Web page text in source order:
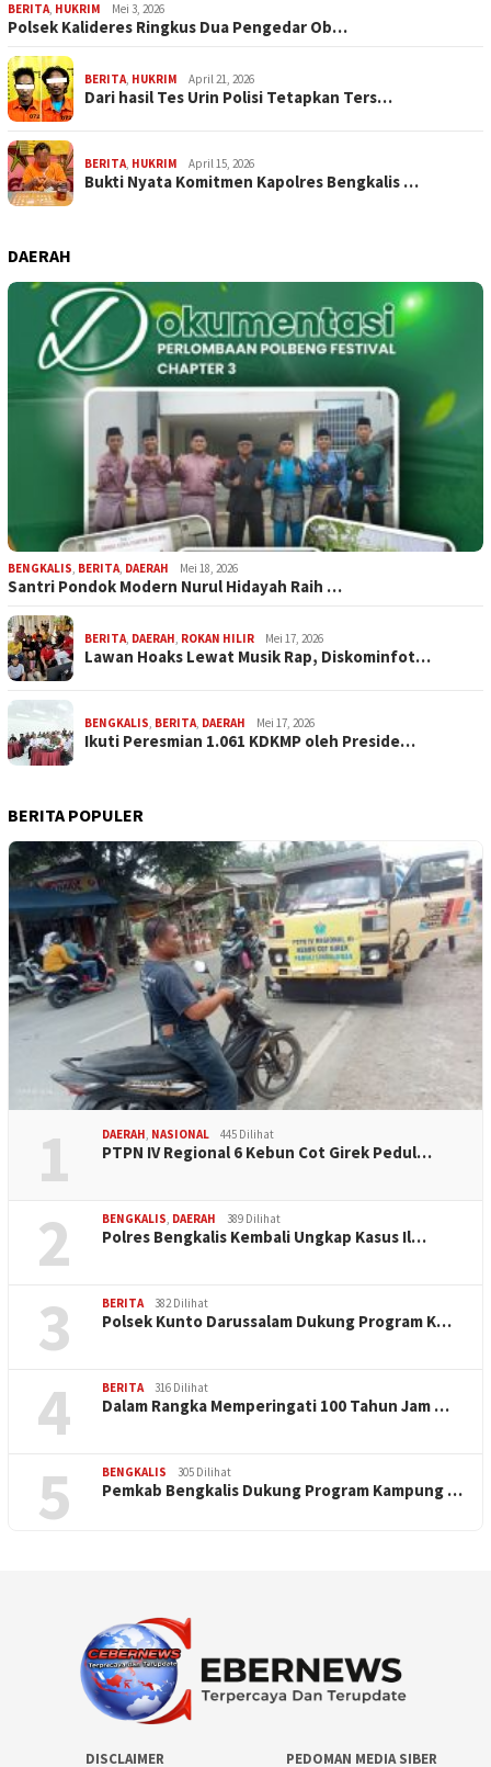
BERITA, HUKRIM Mei 3, 2026
Polsek Kalideres Ringkus Dua Pengedar Ob…
BERITA, HUKRIM April 21, 2026
Dari hasil Tes Urin Polisi Tetapkan Ters…
BERITA, HUKRIM April 15, 2026
Bukti Nyata Komitmen Kapolres Bengkalis …
DAERAH
BENGKALIS, BERITA, DAERAH Mei 18, 2026
Santri Pondok Modern Nurul Hidayah Raih …
BERITA, DAERAH, ROKAN HILIR Mei 17, 2026
Lawan Hoaks Lewat Musik Rap, Diskominfot…
BENGKALIS, BERITA, DAERAH Mei 17, 2026
Ikuti Peresmian 1.061 KDKMP oleh Preside…
BERITA POPULER
1 DAERAH NASIONAL 445 Dilihat
PTPN IV Regional 6 Kebun Cot Girek Pedul…
2 BENGKALIS DAERAH 389 Dilihat
Polres Bengkalis Kembali Ungkap Kasus Il…
3 BERITA 382 Dilihat
Polsek Kunto Darussalam Dukung Program K…
4 BERITA 316 Dilihat
Dalam Rangka Memperingati 100 Tahun Jam …
5 BENGKALIS 305 Dilihat
Pemkab Bengkalis Dukung Program Kampung …
DISCLAIMER PEDOMAN MEDIA SIBER